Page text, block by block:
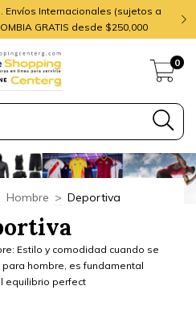
Envíos Internacionales (sujetos a
GRATIS desde $250,000
0
Hombre > Deportiva
Estilo y comodidad cuando se
hombre, es fundamental
equilibrio perfect